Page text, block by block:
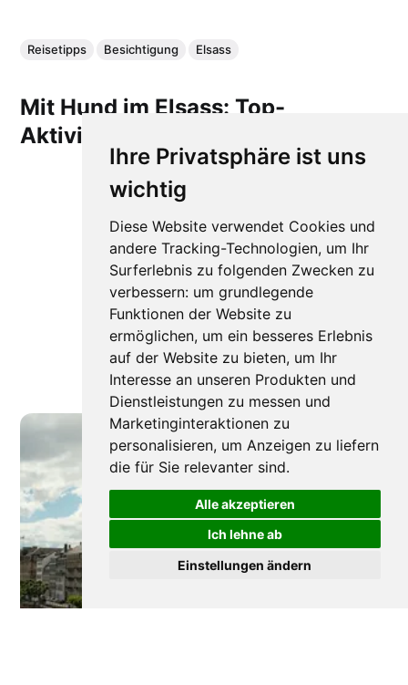
Ihre Privatsphäre ist uns
wichtig
Diese Website verwendet Cookies und
andere Tracking-Technologien, um Ihr
Surferlebnis zu folgenden Zwecken zu
verbessern: um grundlegende
Funktionen der Website zu
ermöglichen, um ein besseres Erlebnis
auf der Website zu bieten, um Ihr
Interesse an unseren Produkten und
Dienstleistungen zu messen und
Marketinginteraktionen zu
personalisieren, um Anzeigen zu liefern
die für Sie relevanter sind.
Alle akzeptieren
Ich lehne ab
Einstellungen ändern
Reisetipps Besichtigung Elsass
Mit Hund im Elsass: Top-
Aktivitäten & Tipps